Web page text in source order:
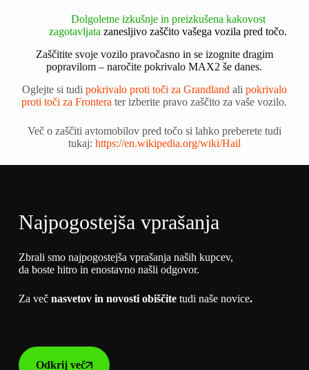
Dolgoletne izkušnje in preizkušena kakovost
zagotavljatazanesljivo zaščito vašega vozila pred točo.
Zaščitite svoje vozilo pravočasno in se izognite dragim
popravilom – naročite pokrivalo MAX2 še danes.
Oglejte si tudi pokrivalo proti toči za Grandland ali pokrivalo
proti toči za Fronterater izberite pravo zaščito za vaše vozilo.
Več o zaščiti avtomobilov pred točo si lahko preberete tudi
tukaj: https://en.wikipedia.org/wiki/Hail
Najpogostejša vprašanja
Zbrali smo najpogostejša vprašanja naših kupcev,
da boste hitro in enostavno našli odgovor.
Za večnasvetov in novosti obiščite tudi naše novice.
Odkrij več